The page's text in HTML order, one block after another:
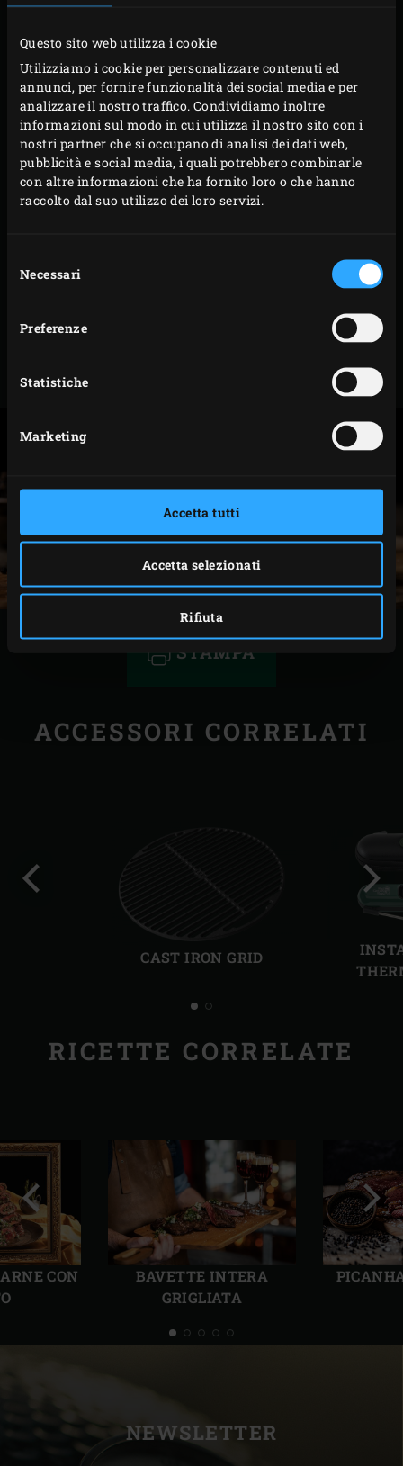
Questo sito web utilizza i cookie
Utilizziamo i cookie per personalizzare contenuti ed
annunci, per fornire funzionalità dei social media e per
analizzare il nostro traffico. Condividiamo inoltre
informazioni sul modo in cui utilizza il nostro sito con i
nostri partner che si occupano di analisi dei dati web,
pubblicità e social media, i quali potrebbero combinarle
con altre informazioni che ha fornito loro o che hanno
raccolto dal suo utilizzo dei loro servizi.
delNecessari
Preferenze
Statistiche
Marketing
Accetta tutti
Accetta selezionati
Rifiuta
utilizzando un pezzo di carta da cucina. Posizionare
la bavetta sulla griglia, chiudere il coperchio
dell’EGG e grigliare la carne per circa 4 minuti.
Girare la carne di un quarto di giro e grigliare per
altri 4 minuti per creare un bel motivo a griglia.
Girare la bavetta e ripetere l’operazione sull’altro
lato fino a quando la carne non raggiunge una
Thermometer
la carne con un foglio di alluminio e lasciarla
Tagliare la bavetta lungo le fibre in fette sottili.
STAMPA
ACCESSORI CORRELATI
CAST IRON GRID
RICETTE CORRELATE
CON
BAVETTE INTERA
GRIGLIATA
Precedente
NEWSLETTER